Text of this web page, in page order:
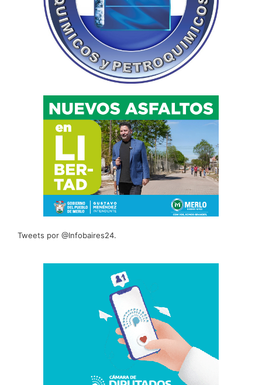
Tweets por @Infobaires24.